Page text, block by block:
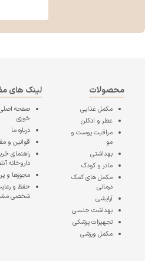
محصولات
مکمل غذایی
عطر و ادکلن
مراقبت پوست و
مو
بهداشتی
مادر و کودک
مکمل های کمک
درمانی
آرایشی
بهداشت جنسی
تجهیزات پزشکی
مکمل ورزشی
لینک های
صفحه
خوری
درباره ما
قوانین و
راهنمای
داروخانه
مجوزها و
حفظ و
شخصی